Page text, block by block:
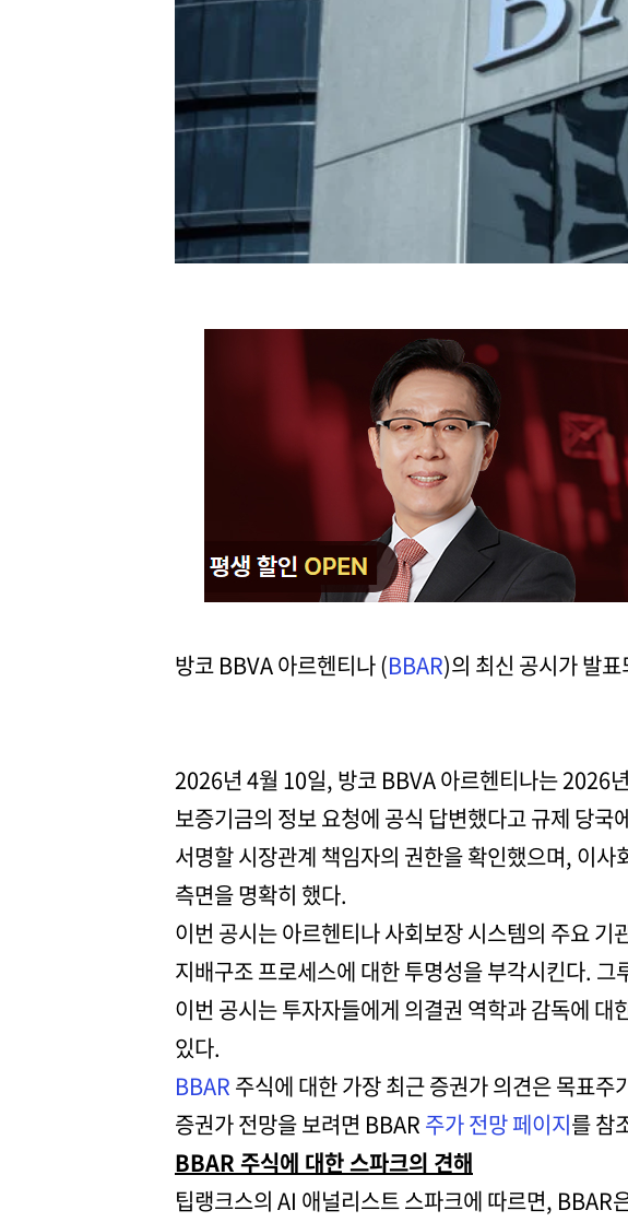
방코 BBVA 아르헨티나 (BBAR)의 최신 공시가 발
2026년 4월 10일, 방코 BBVA 아르헨티나는 2026
보증기금의 정보 요청에 공식 답변했다고 규제 당
서명할 시장관계 책임자의 권한을 확인했으며, 이
측면을 명확히 했다.
이번 공시는 아르헨티나 사회보장 시스템의 주요
지배구조 프로세스에 대한 투명성을 부각시킨다.
이번 공시는 투자자들에게 의결권 역학과 감독에
있다.
BBAR 주식에 대한 가장 최근 증권가 의견은 목표
증권가 전망을 보려면 BBAR 주가 전망 페이지를 참
BBAR 주식에 대한 스파크의 견해
팁랭크스의 AI 애널리스트 스파크에 따르면, BBAR